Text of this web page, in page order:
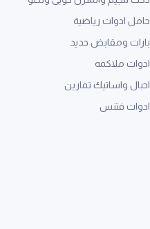
حامل ادوات رياضية
بارات ومقابض حديد
ادوات ملاكمه
احبال واساتيك تمارين
ادوات فتنس